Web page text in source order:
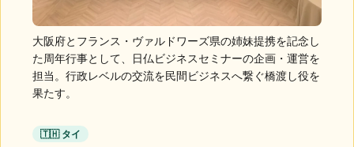
大阪府とフランス・ヴァルドワーズ県の姉妹提携を記念し
た周年行事として、日仏ビジネスセミナーの企画・運営を
担当。行政レベルの交流を民間ビジネスへ繋ぐ橋渡し役を
果たす。
🇹🇭 タイ